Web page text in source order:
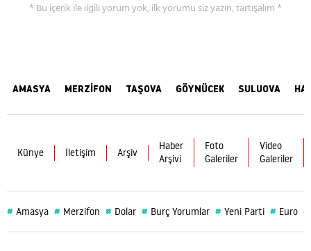
* Bu içerik ile ilgili yorum yok, ilk yorumu siz yazın, tartışalım *
AMASYA MERZİFON TAŞOVA GÖYNÜCEK SULUOVA
Künye İletişim Arşiv
Haber
Arşivi
Foto
Galeriler
Video
Galeriler
# Amasya # Merzifon # Dolar # Burç Yorumlar # Yeni Parti # Euro #